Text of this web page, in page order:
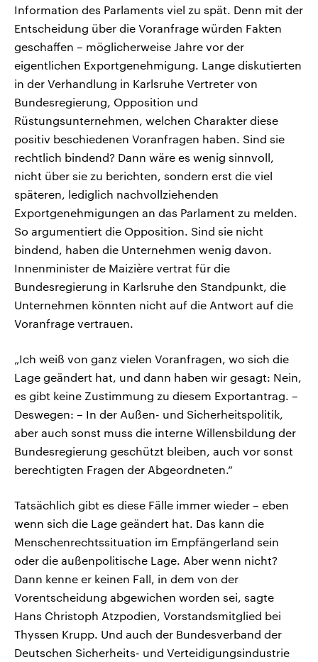
Information des Parlaments viel zu spät. Denn mit der
Entscheidung über die Voranfrage würden Fakten
geschaffen – möglicherweise Jahre vor der
eigentlichen Exportgenehmigung. Lange diskutierten
in der Verhandlung in Karlsruhe Vertreter von
Bundesregierung, Opposition und
Rüstungsunternehmen, welchen Charakter diese
positiv beschiedenen Voranfragen haben. Sind sie
rechtlich bindend? Dann wäre es wenig sinnvoll,
nicht über sie zu berichten, sondern erst die viel
späteren, lediglich nachvollziehenden
Exportgenehmigungen an das Parlament zu melden.
So argumentiert die Opposition. Sind sie nicht
bindend, haben die Unternehmen wenig davon.
Innenminister de Maizière vertrat für die
Bundesregierung in Karlsruhe den Standpunkt, die
Unternehmen könnten nicht auf die Antwort auf die
Voranfrage vertrauen.
„Ich weiß von ganz vielen Voranfragen, wo sich die
Lage geändert hat, und dann haben wir gesagt: Nein,
es gibt keine Zustimmung zu diesem Exportantrag. –
Deswegen: – In der Außen- und Sicherheitspolitik,
aber auch sonst muss die interne Willensbildung der
Bundesregierung geschützt bleiben, auch vor sonst
berechtigten Fragen der Abgeordneten.“
Tatsächlich gibt es diese Fälle immer wieder – eben
wenn sich die Lage geändert hat. Das kann die
Menschenrechtssituation im Empfängerland sein
oder die außenpolitische Lage. Aber wenn nicht?
Dann kenne er keinen Fall, in dem von der
Vorentscheidung abgewichen worden sei, sagte
Hans Christoph Atzpodien, Vorstandsmitglied bei
Thyssen Krupp. Und auch der Bundesverband der
Deutschen Sicherheits- und Verteidigungsindustrie